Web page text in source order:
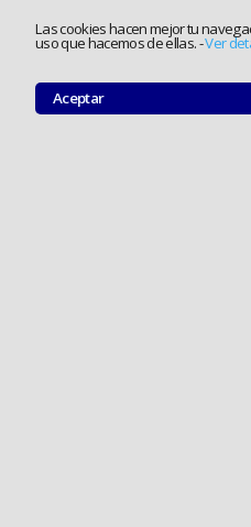
Las cookies hacen mejor tu
uso que hacemos de ellas.-Ver
Aceptar